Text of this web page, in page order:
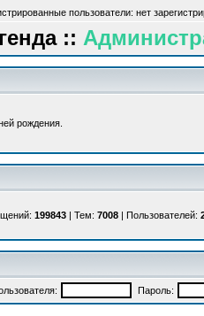
пользователи: нет
::
рождения.
199843 | Тем: 7008 | Пользователей:
Пароль: